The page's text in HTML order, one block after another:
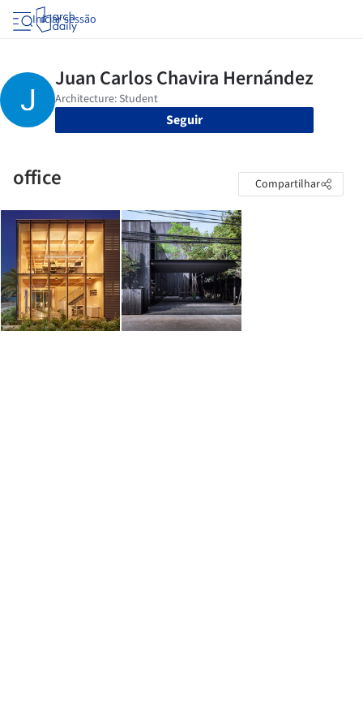
Iniciar sessão
Seguir
office Compartilhar